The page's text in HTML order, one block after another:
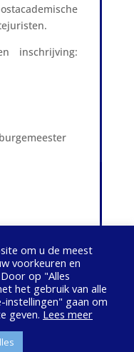
inschrijving:
opnemen
Lokaal
om u de meest
voorkeuren en
op "Alles
het gebruik van alle
instellingen" gaan om
geven. Lees meer